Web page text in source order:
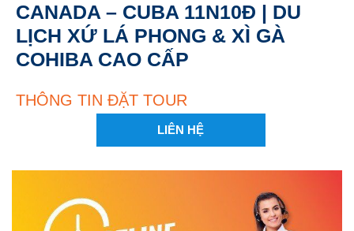
CANADA – CUBA 11N10Đ | DU
LỊCH XỨ LÁ PHONG & XÌ GÀ
COHIBA CAO CẤP
THÔNG TIN ĐẶT TOUR